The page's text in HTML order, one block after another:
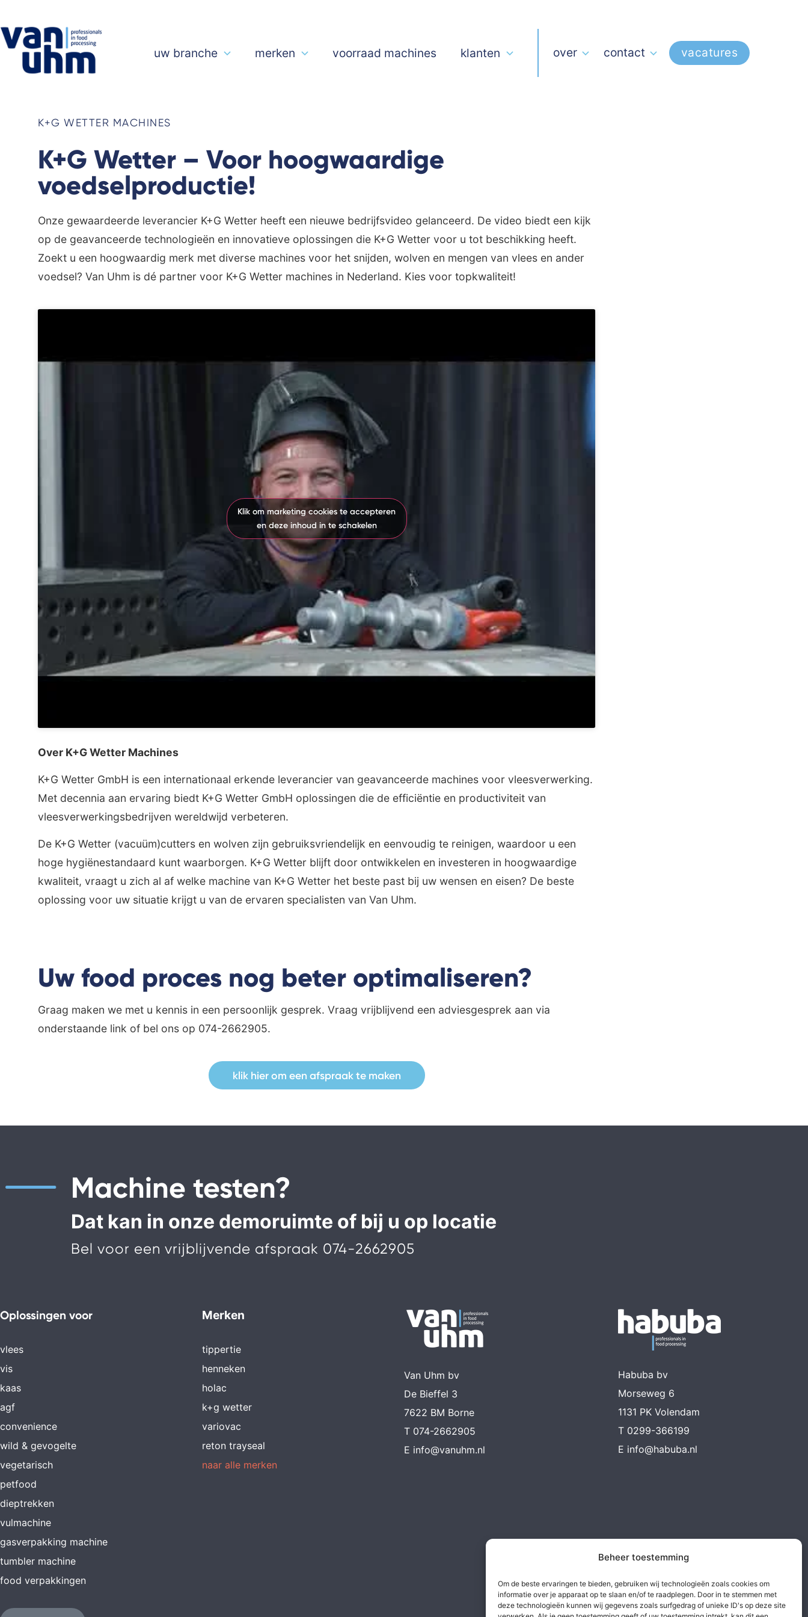
Beheer toestemming
Om de beste ervaringen te bieden, gebruiken wij technologieën zoals cookies om
informatie over je apparaat op te slaan en/of te raadplegen. Door in te stemmen met
deze technologieën kunnen wij gegevens zoals surfgedrag of unieke ID's op deze site
uw branche merken voorraad machines klanten over contact vacatures
K+G WETTER MACHINES
K+G Wetter – Voor hoogwaardige
voedselproductie!
Onze gewaardeerde leverancier K+G Wetter heeft een nieuwe bedrijfsvideo gelanceerd. De video biedt een kijk
op de geavanceerde technologieën en innovatieve oplossingen die K+G Wetter voor u tot beschikking heeft.
Zoekt u een hoogwaardig merk met diverse machines voor het snijden, wolven en mengen van vlees en ander
voedsel? Van Uhm is dé partner voor K+G Wetter machines in Nederland. Kies voor topkwaliteit!
Klik om marketing cookies te accepteren
en deze inhoud in te schakelen
Over K+G Wetter Machines
K+G Wetter GmbH is een internationaal erkende leverancier van geavanceerde machines voor vleesverwerking.
Met decennia aan ervaring biedt K+G Wetter GmbH oplossingen die de efficiëntie en productiviteit van
vleesverwerkingsbedrijven wereldwijd verbeteren.
De K+G Wetter (vacuüm)cutters en wolven zijn gebruiksvriendelijk en eenvoudig te reinigen, waardoor u een
hoge hygiënestandaard kunt waarborgen. K+G Wetter blijft door ontwikkelen en investeren in hoogwaardige
kwaliteit, vraagt u zich al af welke machine van K+G Wetter het beste past bij uw wensen en eisen? De beste
oplossing voor uw situatie krijgt u van de ervaren specialisten van Van Uhm.
Uw food proces nog beter optimaliseren?
Graag maken we met u kennis in een persoonlijk gesprek. Vraag vrijblijvend een adviesgesprek aan via
onderstaande link of bel ons op 074-2662905.
klik hier om een afspraak te maken
Machine testen?
Dat kan in onze demoruimte of bij u op locatie
Bel voor een vrijblijvende afspraak 074-2662905
Oplossingen voor
vlees
vis
kaas
agf
convenience
wild & gevogelte
vegetarisch
petfood
dieptrekken
vulmachine
gasverpakking machine
tumbler machine
food verpakkingen
Merken
tippertie
henneken
holac
k+g wetter
variovac
reton trayseal
naar alle merken
Van Uhm bv
De Bieffel 3
7622 BM Borne
T 074-2662905
E info@vanuhm.nl
Habuba bv
Morseweg 6
1131 PK Volendam
T 0299-366199
E info@habuba.nl